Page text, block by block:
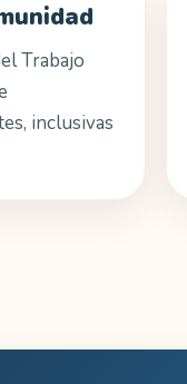
Trabajo
inclusivas